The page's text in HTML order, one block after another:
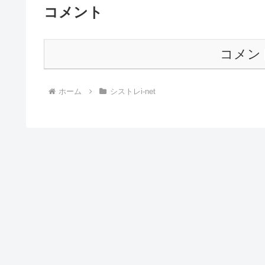
コメント
コメン
ホーム シストレi-net